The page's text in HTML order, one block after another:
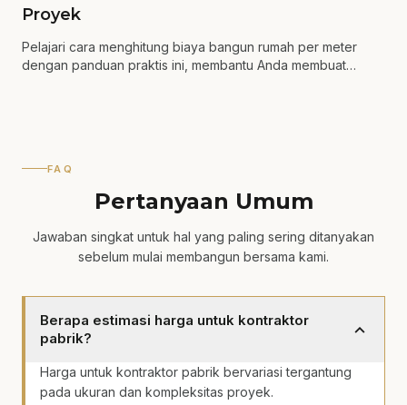
Proyek
Pelajari cara menghitung biaya bangun rumah per meter
dengan panduan praktis ini, membantu Anda membuat
FAQ
Pertanyaan Umum
Jawaban singkat untuk hal yang paling sering ditanyakan
sebelum mulai membangun bersama kami.
Berapa estimasi harga untuk kontraktor
pabrik?
expand_more
Harga untuk kontraktor pabrik bervariasi tergantung
pada ukuran dan kompleksitas proyek.